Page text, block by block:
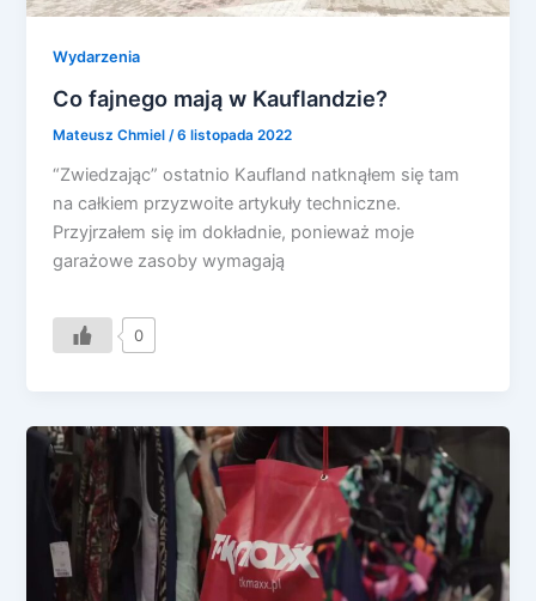
Wydarzenia
Co fajnego mają w Kauflandzie?
Mateusz Chmiel/6 listopada 2022
“Zwiedzając” ostatnio Kaufland natknąłem się tam
na całkiem przyzwoite artykuły techniczne.
Przyjrzałem się im dokładnie, ponieważ moje
garażowe zasoby wymagają
0